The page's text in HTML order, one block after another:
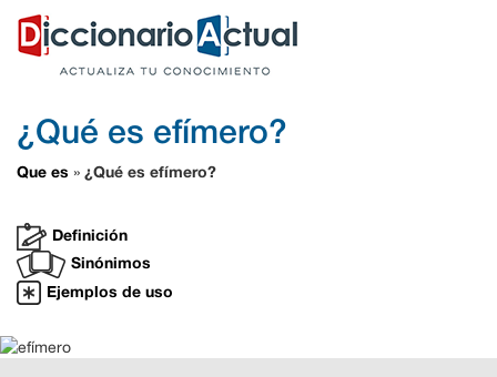
¿Qué es efímero?
Que es » ¿Qué es efímero?
Definición
Sinónimos
Ejemplos de uso